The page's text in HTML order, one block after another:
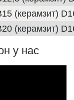
(керамзит)
(керамзит)
у нас